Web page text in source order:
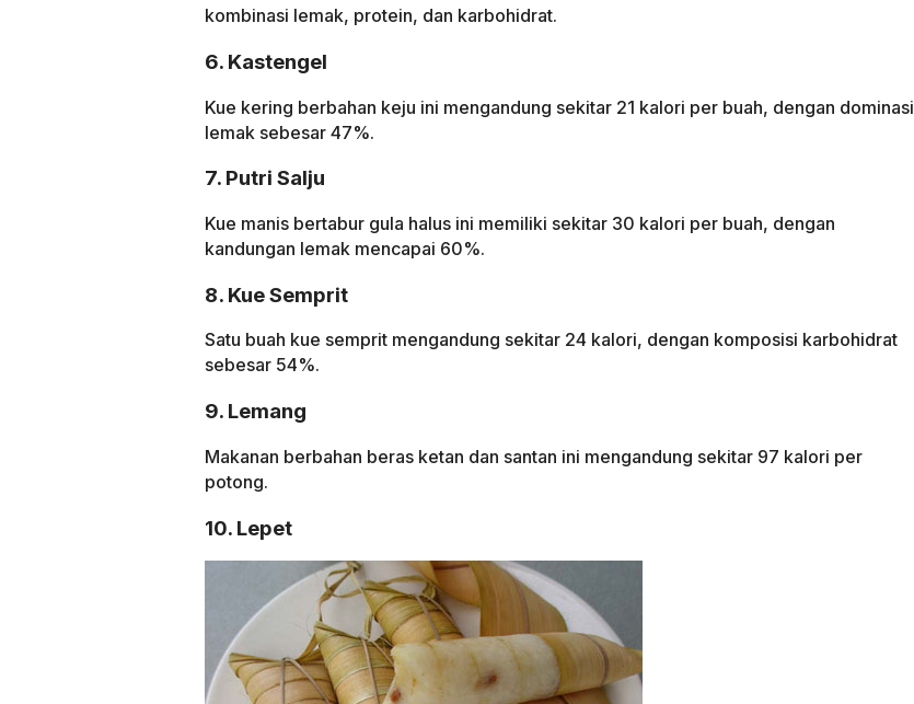
kombinasi lemak, protein, dan karbohidrat.
6. Kastengel
Kue kering berbahan keju ini mengandung sekitar 21 kalori per buah, dengan dominasi
lemak sebesar 47%.
7. Putri Salju
Kue manis bertabur gula halus ini memiliki sekitar 30 kalori per buah, dengan
kandungan lemak mencapai 60%.
8. Kue Semprit
Satu buah kue semprit mengandung sekitar 24 kalori, dengan komposisi karbohidrat
sebesar 54%.
9. Lemang
Makanan berbahan beras ketan dan santan ini mengandung sekitar 97 kalori per
potong.
10. Lepet